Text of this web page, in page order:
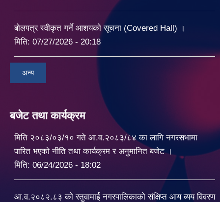
बोलपत्र स्वीकृत गर्ने आशयको सूचना (Covered Hall) ।
मिति: 07/27/2026 - 20:18
अन्य
बजेट तथा कार्यक्रम
मिति २०८३/०३/१० गते आ.व.२०८३/८४ का लागि नगरसभामा
पारित भएको नीति तथा कार्यक्रम र अनुमानित बजेट ।
मिति: 06/24/2026 - 18:02
आ.व.२०८२.८३ को रतुवामाई नगरपालिकाको संक्षिप्त आय व्यय विवरण